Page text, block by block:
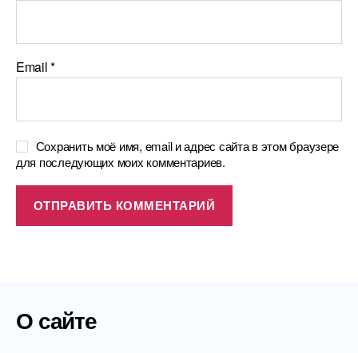
Email*
Сохранить моё имя, email и адрес сайта в этом браузере
для последующих моих комментариев.
О сайте